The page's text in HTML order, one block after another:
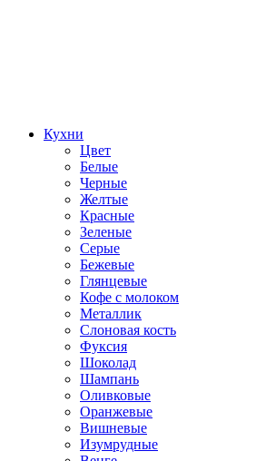
Кухни
Цвет
Белые
Черные
Желтые
Красные
Зеленые
Серые
Бежевые
Глянцевые
Кофе с молоком
Металлик
Слоновая кость
Фуксия
Шоколад
Шампань
Оливковые
Оранжевые
Вишневые
Изумрудные